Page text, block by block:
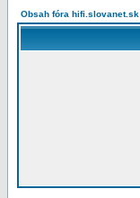
Obsah fóra hifi.slovanet.sk